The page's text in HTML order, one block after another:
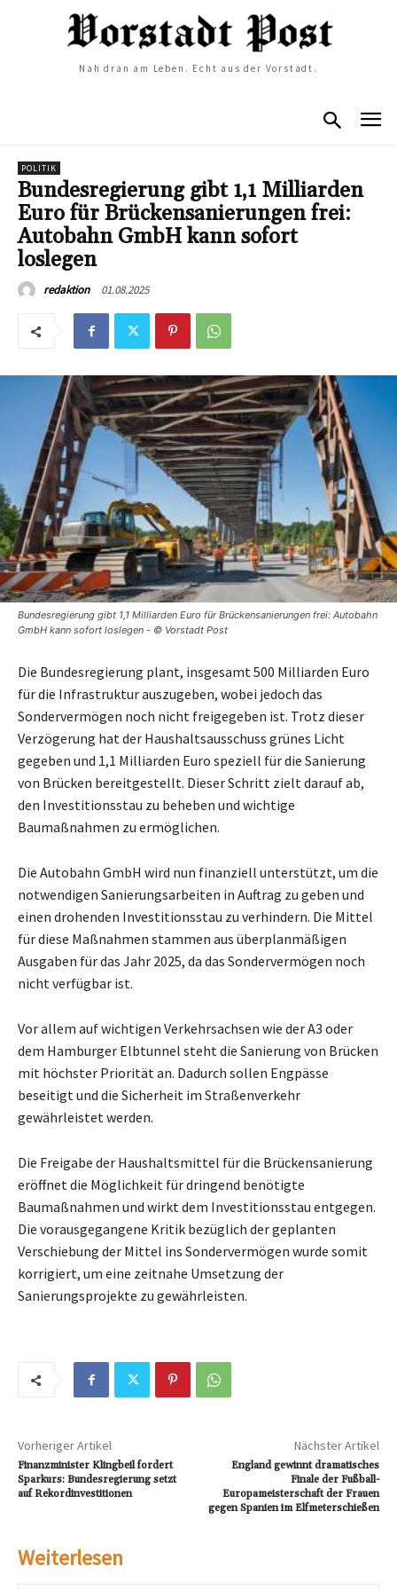
Nah dran am Leben. Echt aus der Vorstadt.
POLITIK
Bundesregierung gibt 1,1 Milliarden
Euro für Brückensanierungen frei:
Autobahn GmbH kann sofort
loslegen
redaktion 01.08.2025
Bundesregierung gibt 1,1 Milliarden Euro für Brückensanierungen frei: Autobahn
GmbH kann sofort loslegen - © Vorstadt Post
Die Bundesregierung plant, insgesamt 500 Milliarden Euro
für die Infrastruktur auszugeben, wobei jedoch das
Sondervermögen noch nicht freigegeben ist. Trotz dieser
Verzögerung hat der Haushaltsausschuss grünes Licht
gegeben und 1,1 Milliarden Euro speziell für die Sanierung
von Brücken bereitgestellt. Dieser Schritt zielt darauf ab,
den Investitionsstau zu beheben und wichtige
Baumaßnahmen zu ermöglichen.
Die Autobahn GmbH wird nun finanziell unterstützt, um die
notwendigen Sanierungsarbeiten in Auftrag zu geben und
einen drohenden Investitionsstau zu verhindern. Die Mittel
für diese Maßnahmen stammen aus überplanmäßigen
Ausgaben für das Jahr 2025, da das Sondervermögen noch
nicht verfügbar ist.
Vor allem auf wichtigen Verkehrsachsen wie der A3 oder
dem Hamburger Elbtunnel steht die Sanierung von Brücken
mit höchster Priorität an. Dadurch sollen Engpässe
beseitigt und die Sicherheit im Straßenverkehr
gewährleistet werden.
Die Freigabe der Haushaltsmittel für die Brückensanierung
eröffnet die Möglichkeit für dringend benötigte
Baumaßnahmen und wirkt dem Investitionsstau entgegen.
Die vorausgegangene Kritik bezüglich der geplanten
Verschiebung der Mittel ins Sondervermögen wurde somit
korrigiert, um eine zeitnahe Umsetzung der
Sanierungsprojekte zu gewährleisten.
Vorheriger Artikel
Finanzminister Klingbeil fordert
Sparkurs: Bundesregierung setzt
auf Rekordinvestitionen
Nächster Artikel
England gewinnt dramatisches
Finale der Fußball-
Europameisterschaft der Frauen
gegen Spanien im Elfmeterschießen
Weiterlesen